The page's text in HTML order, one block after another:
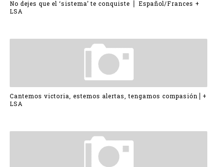
No dejes que el ‘sistema’ te conquiste ⎪ Español/Frances +
LSA
Cantemos victoria, estemos alertas, tengamos compasión⎪+
LSA